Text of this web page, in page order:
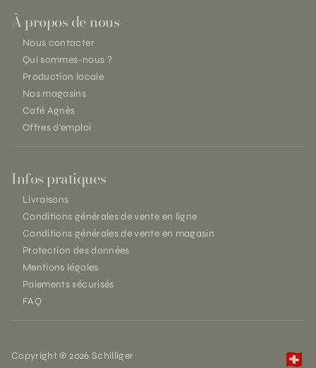
À propos de nous
Nous contacter
Qui sommes-nous ?
Production locale
Nos magasins
Café Agnès
Offres d'emploi
Infos pratiques
Livraisons
Conditions générales de vente en ligne
Conditions générales de vente en magasin
Protection des données
Mentions légales
Paiements sécurisés
FAQ
Copyright © 2026 Schilliger 🇨🇭